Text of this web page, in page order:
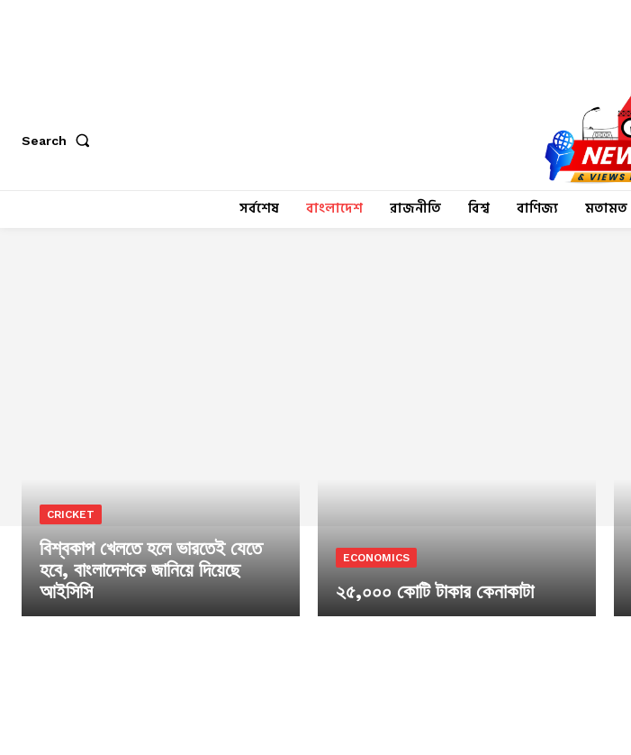
Search
সর্বশেষ বাংলাদেশ রাজনীতি বিশ্ব বাণিজ্য মতামত
CRICKET
বিশ্বকাপ খেলতে হলে ভারতেই যেতে
হবে, বাংলাদেশকে জানিয়ে দিয়েছে
আইসিসি
ECONOMICS
২৫,০০০ কোটি টাকার কেনাকাটা